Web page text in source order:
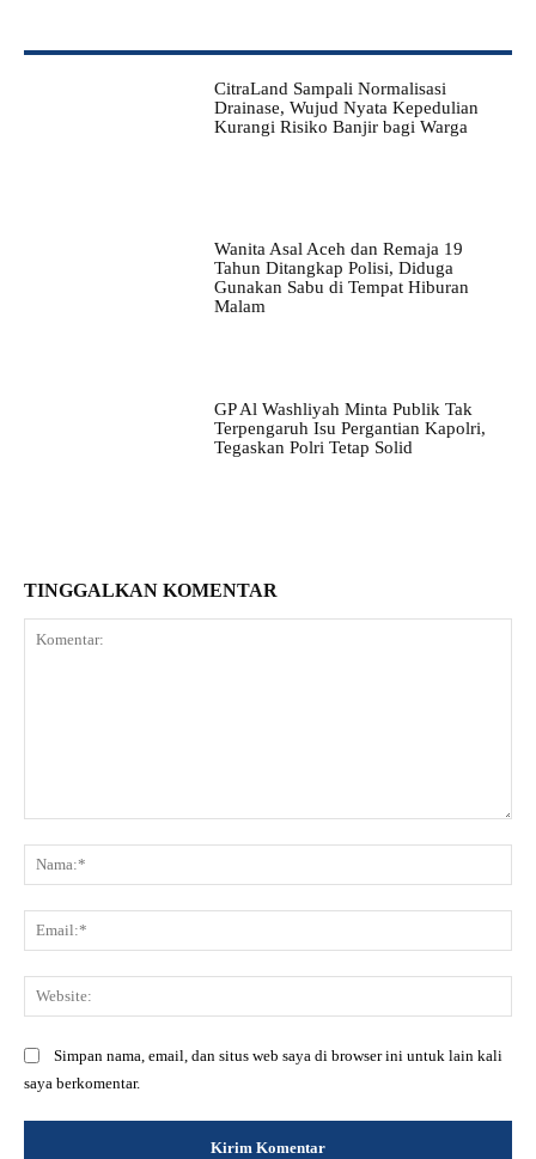
CitraLand Sampali Normalisasi
Drainase, Wujud Nyata Kepedulian
Kurangi Risiko Banjir bagi Warga
Wanita Asal Aceh dan Remaja 19
Tahun Ditangkap Polisi, Diduga
Gunakan Sabu di Tempat Hiburan
Malam
GP Al Washliyah Minta Publik Tak
Terpengaruh Isu Pergantian Kapolri,
Tegaskan Polri Tetap Solid
TINGGALKAN KOMENTAR
Simpan nama, email, dan situs web saya di browser ini untuk lain kali
saya berkomentar.